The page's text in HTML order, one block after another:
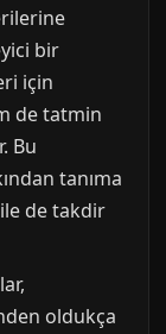
bir
için
de tatmin
Bu
tanıma
de takdir
oldukça